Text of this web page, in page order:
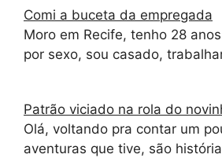
Comi a buceta da empregada
Moro em Recife, tenho 28
por sexo, sou casado,
Patrão viciado na rola do
Olá, voltando pra contar um
aventuras que tive, são